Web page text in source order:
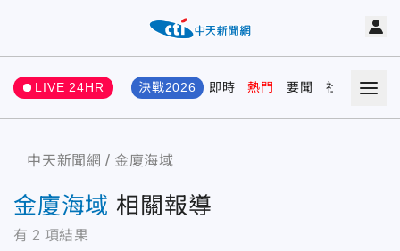
LIVE 24HR 決戰2026 即時 熱門 要聞 社會 娛樂
中天新聞網 金廈海域
金廈海域 相關報導
有 2 項結果